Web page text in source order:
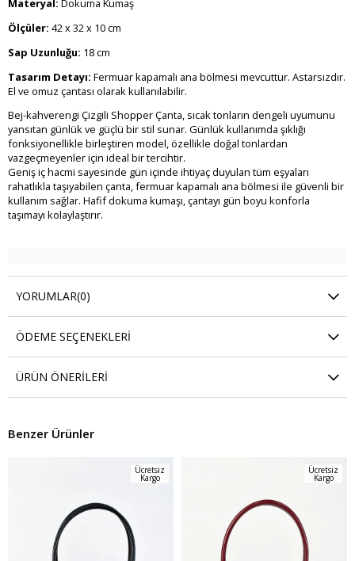
Materyal: Dokuma Kumaş
Ölçüler: 42 x 32 x 10 cm
Sap Uzunluğu: 18 cm
Tasarım Detayı: Fermuar kapamalı ana bölmesi mevcuttur. Astarsızdır.
El ve omuz çantası olarak kullanılabilir.
Bej-kahverengi Çizgili Shopper Çanta, sıcak tonların dengeli uyumunu
yansıtan günlük ve güçlü bir stil sunar. Günlük kullanımda şıklığı
fonksiyonellikle birleştiren model, özellikle doğal tonlardan
vazgeçmeyenler için ideal bir tercihtir.
Geniş iç hacmi sayesinde gün içinde ihtiyaç duyulan tüm eşyaları
rahatlıkla taşıyabilen çanta, fermuar kapamalı ana bölmesi ile güvenli bir
kullanım sağlar. Hafif dokuma kumaşı, çantayı gün boyu konforla
taşımayı kolaylaştırır.
YORUMLAR(0)
ÖDEME SEÇENEKLERI
ÜRÜN ÖNERILERI
Benzer Ürünler
Ücretsiz
Kargo
Ücretsiz
Kargo